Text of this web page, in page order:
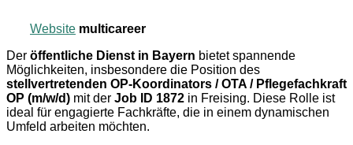
Website multicareer
Der öffentliche Dienst in Bayern bietet spannende
Möglichkeiten, insbesondere die Position des
stellvertretenden OP-Koordinators / OTA / Pflegefachkraft
OP (m/w/d) mit der Job ID 1872 in Freising. Diese Rolle ist
ideal für engagierte Fachkräfte, die in einem dynamischen
Umfeld arbeiten möchten.